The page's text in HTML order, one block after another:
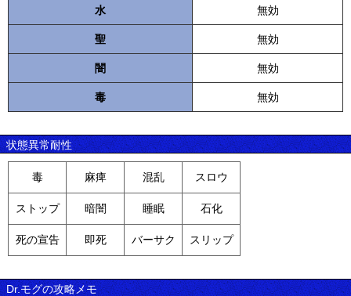
水 無効
聖 無効
闇 無効
毒 無効
状態異常耐性
毒 麻痺 混乱 スロウ
ストップ 暗闇 睡眠 石化
死の宣告 即死 バーサク スリップ
Dr.モグの攻略メモ